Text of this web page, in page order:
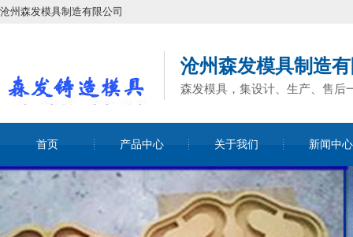
沧州森发模具制造有限公司
沧州森发模具制造
森发模具，集设计、生产、售后
首页 产品中心 关于我们 新闻中心